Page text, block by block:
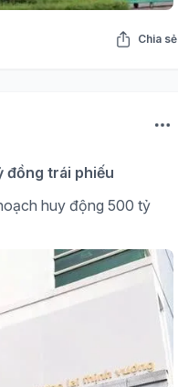
Chia sẻ
đồng trái phiếu
huy động 500 tỷ